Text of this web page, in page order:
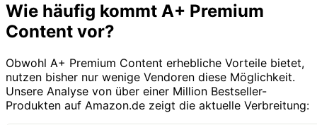
Wie häufig kommt A+ Premium
Content vor?
Obwohl A+ Premium Content erhebliche Vorteile bietet,
nutzen bisher nur wenige Vendoren diese Möglichkeit.
Unsere Analyse von über einer Million Bestseller-
Produkten auf Amazon.de zeigt die aktuelle Verbreitung: